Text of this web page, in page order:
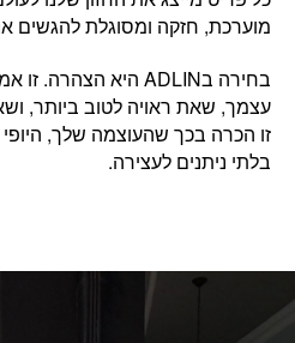
מוערכת, חזקה ומסוגלת להגשים
בחירה בADLIN היא הצהרה. זו
עצמך, שאת ראויה לטוב ביותר,
זו הכרה בכך שהעוצמה שלך,
בלתי ניתנים לעצירה.